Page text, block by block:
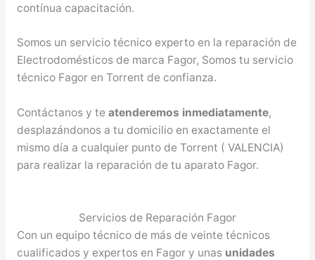
contínua capacitación.
Somos un servicio técnico experto en la reparación de
Electrodomésticos de marca Fagor, Somos tu servicio
técnico Fagor en Torrent de confianza.
Contáctanos y te atenderemos inmediatamente,
desplazándonos a tu domicilio en exactamente el
mismo día a cualquier punto de Torrent ( VALENCIA)
para realizar la reparación de tu aparato Fagor.
Servicios de Reparación Fagor
Con un equipo técnico de más de veinte técnicos
cualificados y expertos en Fagor y unas unidades